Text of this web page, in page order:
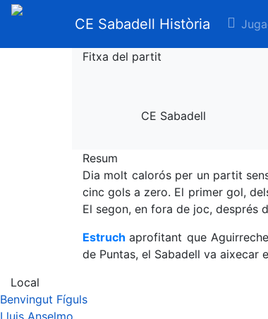
CE Sabadell Història
Fitxa del partit
CE Sabadell
Resum
Dia molt calorós per un partit
cinc gols a zero. El primer gol,
El segon, en fora de joc, després
Estruchaprofitant que
de Puntas, el Sabadell va aixecar
Local
Benvingut Fíguls
Lluis Anselmo